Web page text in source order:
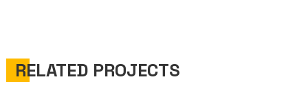
RELATED PROJECTS